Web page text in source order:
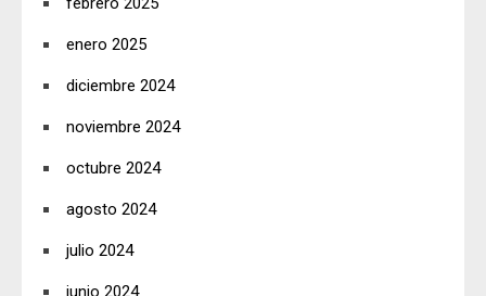
enero 2025
diciembre 2024
noviembre 2024
octubre 2024
agosto 2024
julio 2024
junio 2024